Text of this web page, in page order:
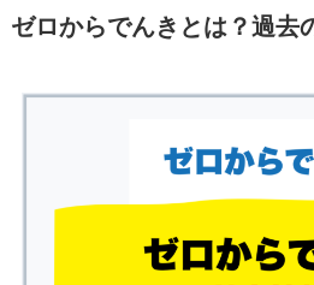
ゼロからでんきとは？過去